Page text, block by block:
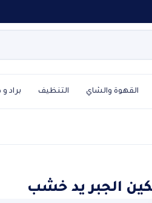
القهوة والشاي التنظيف براد
الجبر يد خشب